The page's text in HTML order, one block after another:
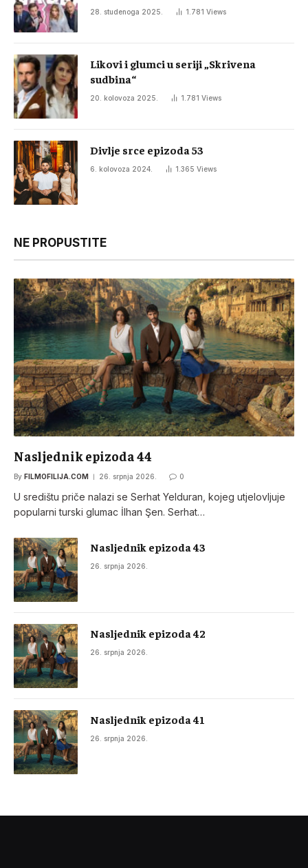
28. studenoga 2025. 1.781 Views
Likovi i glumci u seriji „Skrivena
sudbina“
20. kolovoza 2025. 1.781 Views
Divlje srce epizoda 53
6. kolovoza 2024. 1.365 Views
NE PROPUSTITE
Nasljednik epizoda 44
By FILMOFILIJA.COM 26. srpnja 2026. 0
U središtu priče nalazi se Serhat Yelduran, kojeg utjelovljuje
popularni turski glumac İlhan Şen. Serhat…
Nasljednik epizoda 43
26. srpnja 2026.
Nasljednik epizoda 42
26. srpnja 2026.
Nasljednik epizoda 41
26. srpnja 2026.